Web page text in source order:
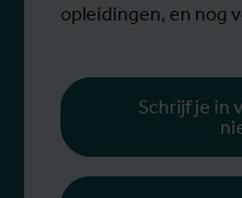
opleidingen, en nog
Schrijf je in